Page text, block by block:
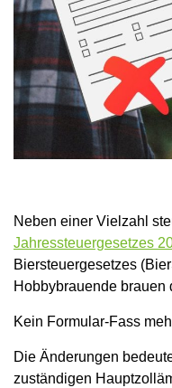
Neben einer Vielzahl
Jahressteuergesetzes
Biersteuergesetzes
Hobbybrauende brauen
Kein Formular-Fass
Die Änderungen
zuständigen